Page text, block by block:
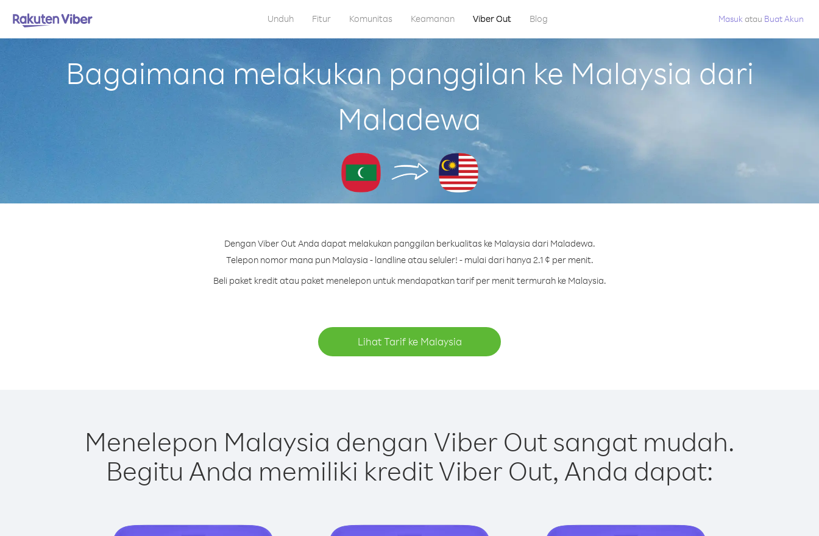
Unduh Fitur Komunitas Keamanan Viber Out Blog Masuk atau Buat Akun
Bagaimana melakukan panggilan ke Malaysia dari
Maladewa
Dengan Viber Out Anda dapat melakukan panggilan berkualitas ke Malaysia dari Maladewa.
Telepon nomor mana pun Malaysia - landline atau seluler! - mulai dari hanya 2.1 ¢ per menit.
Beli paket kredit atau paket menelepon untuk mendapatkan tarif per menit termurah ke Malaysia.
Lihat Tarif ke Malaysia
Menelepon Malaysia dengan Viber Out sangat mudah.
Begitu Anda memiliki kredit Viber Out, Anda dapat: